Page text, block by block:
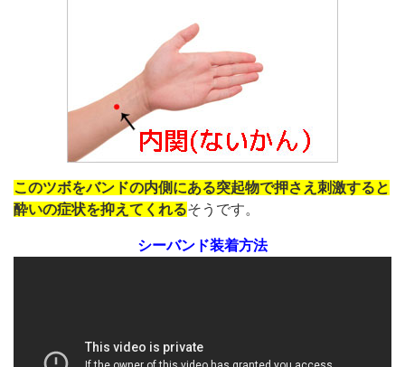
このツボをバンドの内側にある突起物で押さえ刺激すると
酔いの症状を抑えてくれるそうです。
シーバンド装着方法